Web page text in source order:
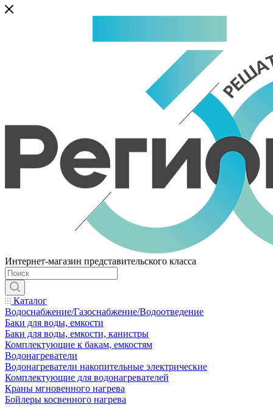
Интернет-магазин представительского класса
Каталог
Водоснабжение/Газоснабжение/Водоотведение
Баки для воды, емкости
Баки для воды, емкости, канистры
Комплектующие к бакам, емкостям
Водонагреватели
Водонагреватели накопительные электрические
Комплектующие для водонагревателей
Краны мгновенного нагрева
Бойлеры косвенного нагрева